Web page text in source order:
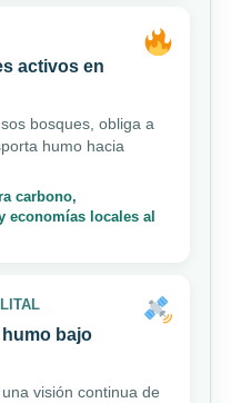
activos en
bosques, obliga a
humo hacia
carbono,
economías locales al
bajo
visión continua de